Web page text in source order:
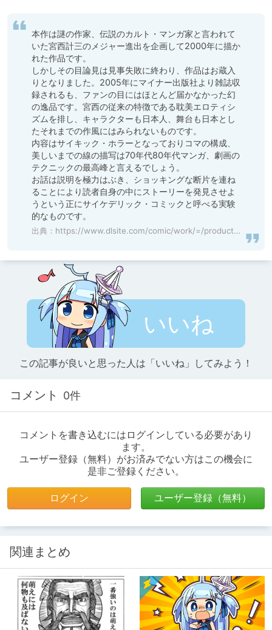
本作は謎の作家、伝説のカルト・マンガ家と言われて
いた宮西計三のメジャー進出を企画して2000年に描か
れた作品です。
しかしその目論見は見事失敗に終わり、作品はお蔵入
りとなりました。2005年にマイナー出版社より雑誌収
録されるも、ファンの目にはほとんど届かなかった幻
の逸品です。宮西の従来の特徴である耽美エロティシ
ズムを排し、キャラクターも日本人、舞台も日本とし
たそれまでの作風にはみられないものです。
内容はサイキック・ホラーとなっておりコマの構成、
美しいまでの線の描写は70年代80年代マンガ、劇画の
テクニックの最高峰と言えるでしょう。
お話は説明を極力はぶき、ショッキングな断片を連ね
ることにより読者自身の中にストーリーを発見させよ
うという正にサイケデリック・コミックと呼べる実験
的なものです。
出典： https://www.dlsite.com/comic/work/=/product_id/BJ211771.html
いいね
この記事が良いと思った人は「いいね」してみよう！
コメント 0件
コメントを書き込むにはログインしている必要があり
ます。
ユーザー登録（無料）がお済みでない方はこの機会に
是非ご登録ください。
ログイン ユーザー登録（無料）
関連まとめ